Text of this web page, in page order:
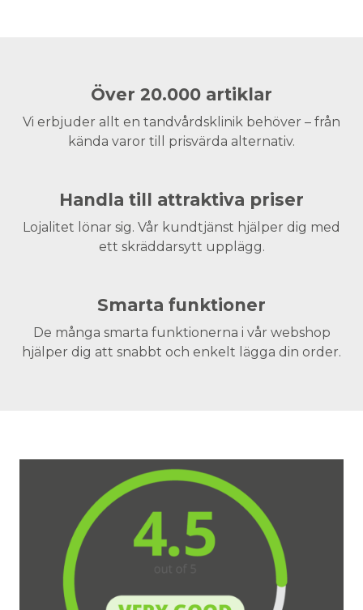
Över 20.000 artiklar
Vi erbjuder allt en tandvårdsklinik behöver – från
kända varor till prisvärda alternativ.
Handla till attraktiva priser
Lojalitet lönar sig. Vår kundtjänst hjälper dig med
ett skräddarsytt upplägg.
Smarta funktioner
De många smarta funktionerna i vår webshop
hjälper dig att snabbt och enkelt lägga din order.